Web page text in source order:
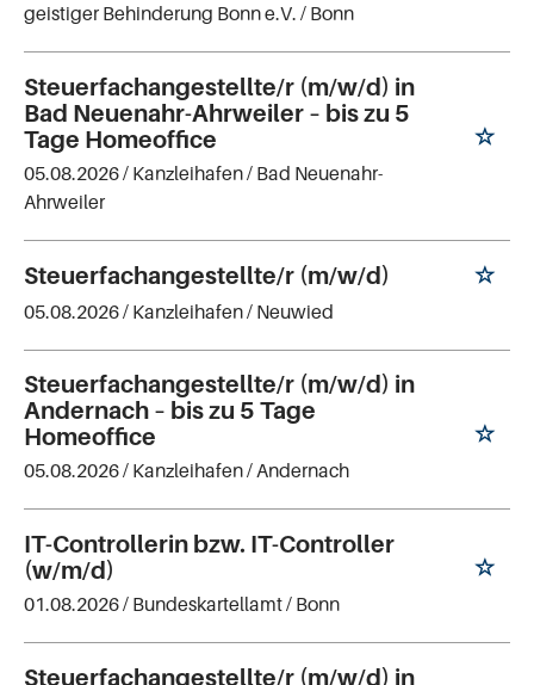
geistiger Behinderung Bonn e.V. / Bonn
Steuerfachangestellte/r (m/w/d) in
Bad Neuenahr-Ahrweiler – bis zu 5
Tage Homeoffice
05.08.2026 / Kanzleihafen/ Bad Neuenahr-
Ahrweiler
Steuerfachangestellte/r (m/w/d)
05.08.2026 / Kanzleihafen/ Neuwied
Steuerfachangestellte/r (m/w/d) in
Andernach – bis zu 5 Tage
Homeoffice
05.08.2026 / Kanzleihafen/ Andernach
IT-Controllerin bzw. IT-Controller
(w/m/d)
01.08.2026 / Bundeskartellamt/ Bonn
Steuerfachangestellte/r (m/w/d) in